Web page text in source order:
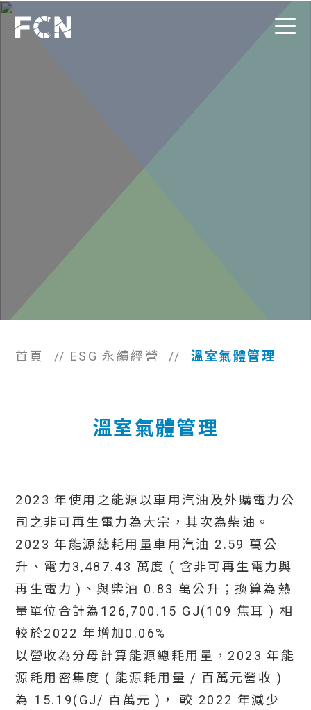
首頁 // ESG 永續經營 // 溫室氣體管理
溫室氣體管理
2023 年使用之能源以車用汽油及外購電力公
司之非可再生電力為大宗，其次為柴油。
2023 年能源總耗用量車用汽油 2.59 萬公
升、電力3,487.43 萬度 ( 含非可再生電力與
再生電力 )、與柴油 0.83 萬公升；換算為熱
量單位合計為126,700.15 GJ(109 焦耳 ) 相
較於2022 年增加0.06%
以營收為分母計算能源總耗用量，2023 年能
源耗用密集度 ( 能源耗用量 / 百萬元營收 )
為 15.19(GJ/ 百萬元 )， 較 2022 年減少